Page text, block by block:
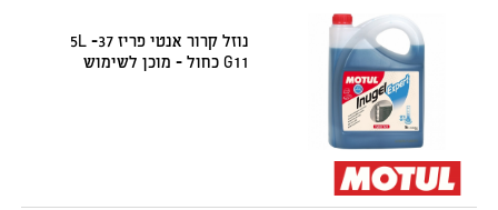
נוזל קרור אנטי פריז 5L -37
G11 כחול - מוכן לשימוש